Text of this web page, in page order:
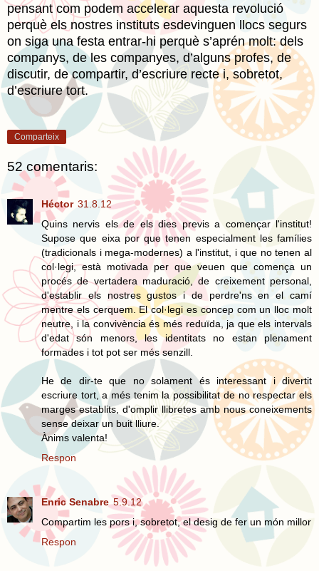
pensant com podem accelerar aquesta revolució
perquè els nostres instituts esdevinguen llocs segurs
on siga una festa entrar-hi perquè s’aprén molt: dels
companys, de les companyes, d’alguns profes, de
discutir, de compartir, d’escriure recte i, sobretot,
d’escriure tort.
Comparteix
52 comentaris:
Héctor 31.8.12
Quins nervis els de els dies previs a començar l'institut!
Supose que eixa por que tenen especialment les famílies
(tradicionals i mega-modernes) a l'institut, i que no tenen al
col·legi, està motivada per que veuen que comença un
procés de vertadera maduració, de creixement personal,
d'establir els nostres gustos i de perdre'ns en el camí
mentre els cerquem. El col·legi es concep com un lloc molt
neutre, i la convivència és més reduïda, ja que els intervals
d'edat són menors, les identitats no estan plenament
formades i tot pot ser més senzill.
He de dir-te que no solament és interessant i divertit
escriure tort, a més tenim la possibilitat de no respectar els
marges establits, d'omplir llibretes amb nous coneixements
sense deixar un buit lliure.
Ànims valenta!
Respon
Enric Senabre 5.9.12
Compartim les pors i, sobretot, el desig de fer un món millor
Respon